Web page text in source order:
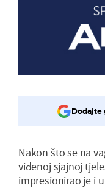
Dodajte
Nakon što se na
viđenoj sjajnoj
impresionirao je i